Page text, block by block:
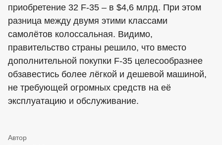
приобретение 32 F-35 – в $4,6 млрд. При этом
разница между двумя этими классами
самолётов колоссальная. Видимо,
правительство страны решило, что вместо
дополнительной покупки F-35 целесообразнее
обзавестись более лёгкой и дешевой машиной,
не требующей огромных средств на её
эксплуатацию и обслуживание.